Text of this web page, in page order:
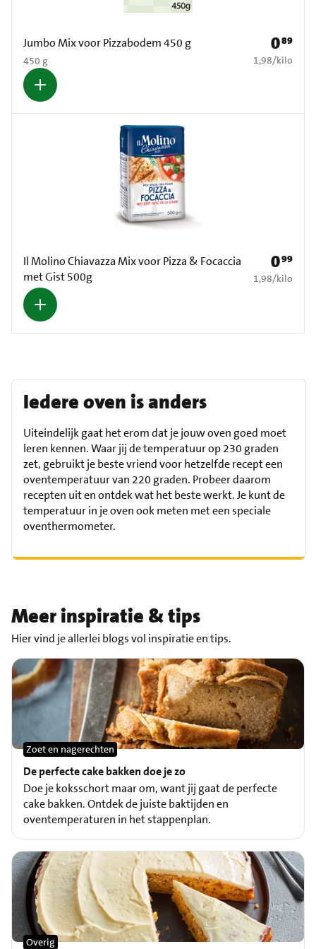
Jumbo Mix voor Pizzabodem 450 g
450 g
Prijs: €
089
€ 1,98 per kilo
1,98/kilo
Il Molino Chiavazza Mix voor Pizza & Focaccia
met Gist 500g
Prijs: €
099
€ 1,98 per kilo
1,98/kilo
Iedere oven is anders
Uiteindelijk gaat het erom dat je jouw oven goed moet
leren kennen. Waar jij de temperatuur op 230 graden
zet, gebruikt je beste vriend voor hetzelfde recept een
oventemperatuur van 220 graden. Probeer daarom
recepten uit en ontdek wat het beste werkt. Je kunt de
temperatuur in je oven ook meten met een speciale
oventhermometer.
Meer inspiratie & tips
Hier vind je allerlei blogs vol inspiratie en tips.
De perfecte cake bakken doe je zo
Zoet en nagerechten
Doe je koksschort maar om, want jij gaat de perfecte
cake bakken. Ontdek de juiste baktijden en
oventemperaturen in het stappenplan.
Overig